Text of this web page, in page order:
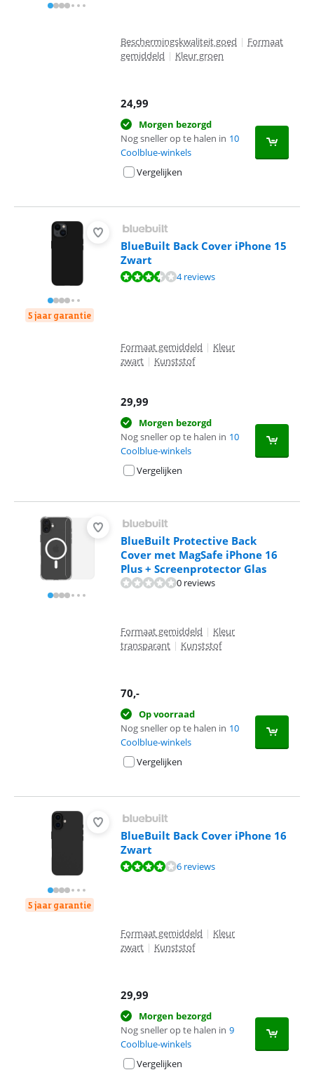
Beschermingskwaliteit goed | Formaat
gemiddeld | Kleur groen
24,99
Morgen bezorgd
Nog sneller op te halen in 10
Coolblue-winkels
Vergelijken
5 jaar garantie
BlueBuilt Back Cover iPhone 15
Zwart
Beoordeling is 7,4 van de 10, gebaseerd op 4 reviews.
4 reviews
Formaat gemiddeld | Kleur
zwart | Kunststof
29,99
Morgen bezorgd
Nog sneller op te halen in 10
Coolblue-winkels
Vergelijken
BlueBuilt Protective Back
Cover met MagSafe iPhone 16
Plus + Screenprotector Glas
0 reviews
Formaat gemiddeld | Kleur
transparant | Kunststof
70,-
Op voorraad
Nog sneller op te halen in 10
Coolblue-winkels
Vergelijken
5 jaar garantie
BlueBuilt Back Cover iPhone 16
Zwart
Beoordeling is 7,8 van de 10, gebaseerd op 6 reviews.
6 reviews
Formaat gemiddeld | Kleur
zwart | Kunststof
29,99
Morgen bezorgd
Nog sneller op te halen in 9
Coolblue-winkels
Vergelijken